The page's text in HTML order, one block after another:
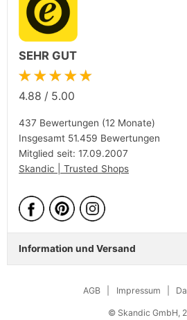
SEHR GUT
★★★★★
4.88 / 5.00
437 Bewertungen (12 Monate)
Insgesamt 51.459 Bewertungen
Mitglied seit: 17.09.2007
Skandic | Trusted Shops
Information und Versand
AGB Impressum
© Skandic GmbH,